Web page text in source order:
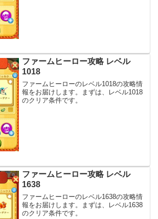
ファームヒーロー攻略 レベル
1018
ファームヒーローのレベル1018の攻略情
報をお届けします。まずは、レベル1018
のクリア条件です。
ファームヒーロー攻略 レベル
1638
ファームヒーローのレベル1638の攻略情
報をお届けします。まずは、レベル1638
のクリア条件です。